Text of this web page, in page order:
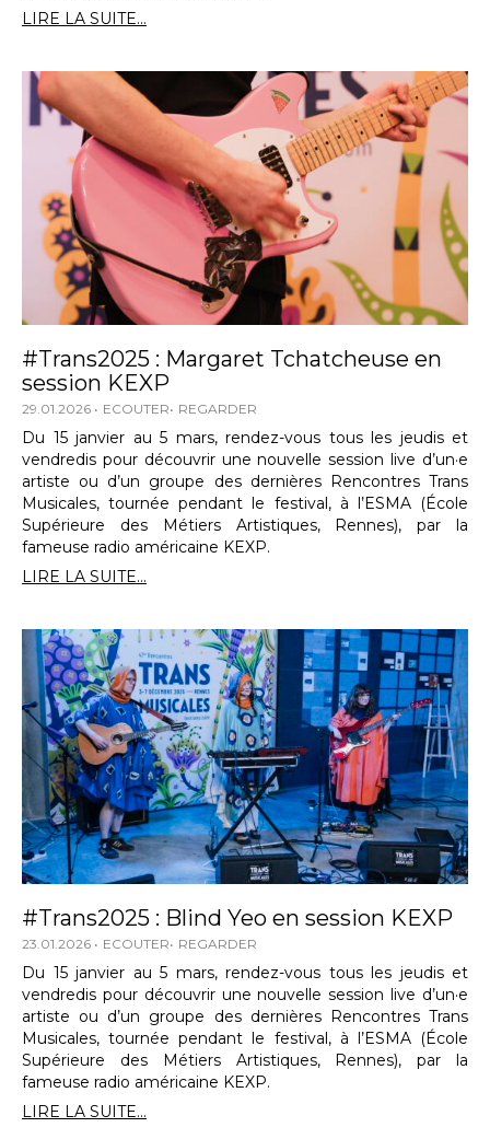
LIRE LA SUITE...
#Trans2025 : Margaret Tchatcheuse en
session KEXP
29.01.2026 ECOUTER REGARDER
Du 15 janvier au 5 mars, rendez-vous tous les jeudis et
vendredis pour découvrir une nouvelle session live d’un·e
artiste ou d’un groupe des dernières Rencontres Trans
Musicales, tournée pendant le festival, à l’ESMA (École
Supérieure des Métiers Artistiques, Rennes), par la
fameuse radio américaine KEXP.
LIRE LA SUITE...
#Trans2025 : Blind Yeo en session KEXP
23.01.2026 ECOUTER REGARDER
Du 15 janvier au 5 mars, rendez-vous tous les jeudis et
vendredis pour découvrir une nouvelle session live d’un·e
artiste ou d’un groupe des dernières Rencontres Trans
Musicales, tournée pendant le festival, à l’ESMA (École
Supérieure des Métiers Artistiques, Rennes), par la
fameuse radio américaine KEXP.
LIRE LA SUITE...